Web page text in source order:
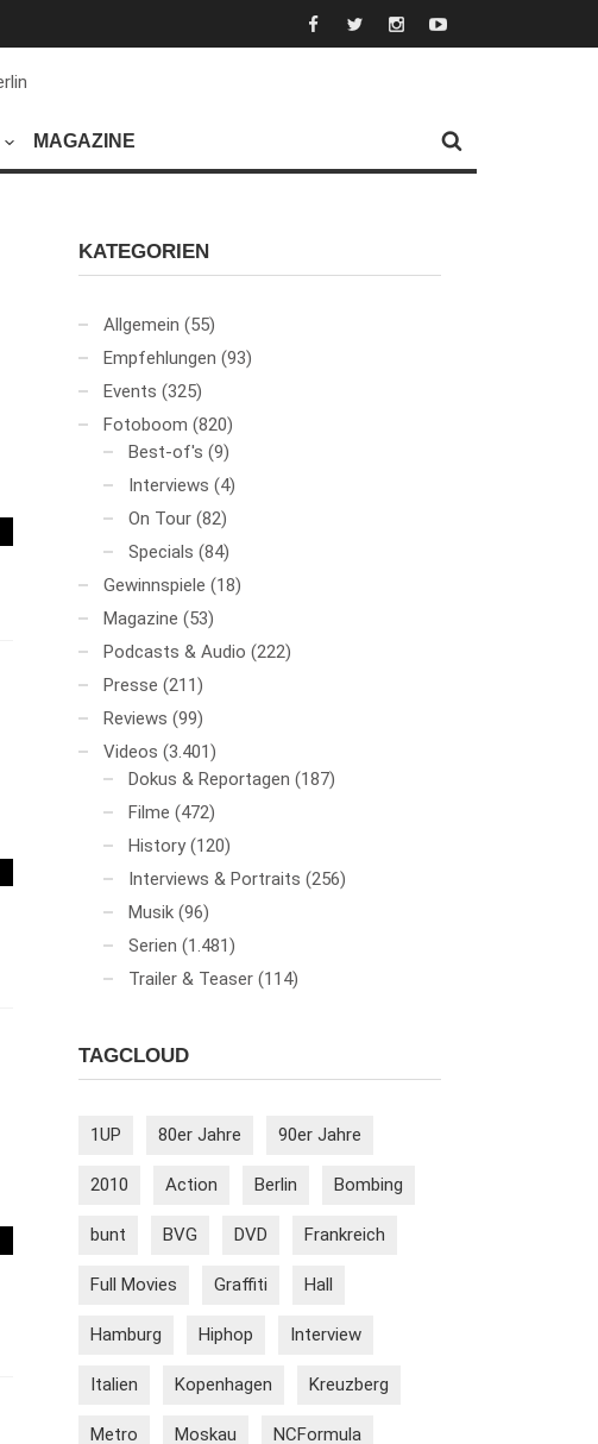
MAGAZINE
KATEGORIEN
Allgemein (55)
Empfehlungen (93)
Events (325)
Fotoboom (820)
Best-of's (9)
Interviews (4)
On Tour (82)
Specials (84)
Gewinnspiele (18)
Magazine (53)
Podcasts & Audio (222)
Presse (211)
Reviews (99)
Videos (3.401)
Dokus & Reportagen (187)
Filme (472)
History (120)
Interviews & Portraits (256)
Musik (96)
Serien (1.481)
Trailer & Teaser (114)
TAGCLOUD
1UP 80er Jahre 90er Jahre
2010 Action Berlin Bombing
bunt BVG DVD Frankreich
Full Movies Graffiti Hall
Hamburg Hiphop Interview
Italien Kopenhagen Kreuzberg
Metro Moskau NCFormula